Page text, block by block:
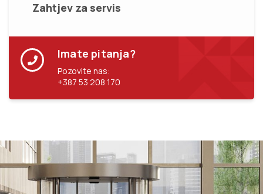
Zahtjev za servis
Imate pitanja?
Pozovite nas:
+387 53 208 170